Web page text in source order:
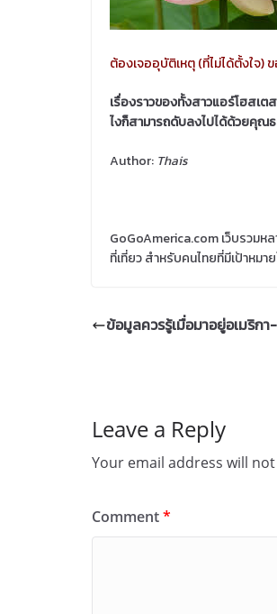
ต้องเจออุบัติเหตุ (ที่ไม่ได้ตั้งใจ)
เรื่องราวของทั้งสาวแอร์โฮสเต
ไงก็สามารถดับลงไปได้ด้วยคุณ
Author: Thais
GoGoAmerica.com เว็บรวมห
ที่เที่ยว สำหรับคนไทยที่มีเป้าหมา
ข้อมูลควรรู้เมื่อมาอยู่อเมริก
Leave a Reply
Your email address will
Comment*